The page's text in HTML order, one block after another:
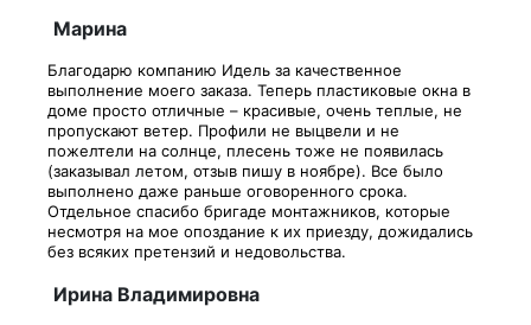
Марина
Благодарю компанию Идель за качественное
выполнение моего заказа. Теперь пластиковые окна в
доме просто отличные – красивые, очень теплые, не
пропускают ветер. Профили не выцвели и не
пожелтели на солнце, плесень тоже не появилась
(заказывал летом, отзыв пишу в ноябре). Все было
выполнено даже раньше оговоренного срока.
Отдельное спасибо бригаде монтажников, которые
несмотря на мое опоздание к их приезду, дожидались
без всяких претензий и недовольства.
Ирина Владимировна